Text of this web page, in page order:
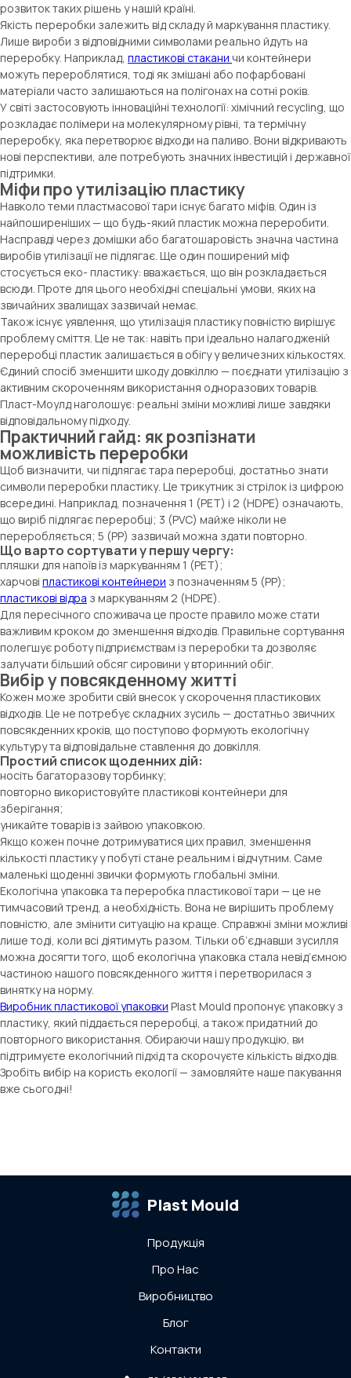
розвиток таких рішень у нашій країні.
Якість переробки залежить від складу й маркування пластику.
Лише вироби з відповідними символами реально йдуть на
переробку. Наприклад, пластикові стакани чи контейнери
можуть перероблятися, тоді як змішані або пофарбовані
матеріали часто залишаються на полігонах на сотні років.
У світі застосовують інноваційні технології: хімічний recycling, що
розкладає полімери на молекулярному рівні, та термічну
переробку, яка перетворює відходи на паливо. Вони відкривають
нові перспективи, але потребують значних інвестицій і державної
підтримки.
Міфи про утилізацію пластику
Навколо теми пластмасової тари існує багато міфів. Один із
найпоширеніших — що будь-який пластик можна переробити.
Насправді через домішки або багатошаровість значна частина
виробів утилізації не підлягає. Ще один поширений міф
стосується еко- пластику: вважається, що він розкладається
всюди. Проте для цього необхідні спеціальні умови, яких на
звичайних звалищах зазвичай немає.
Також існує уявлення, що утилізація пластику повністю вирішує
проблему сміття. Це не так: навіть при ідеально налагодженій
переробці пластик залишається в обігу у величезних кількостях.
Єдиний спосіб зменшити шкоду довкіллю — поєднати утилізацію з
активним скороченням використання одноразових товарів.
Пласт-Моулд наголошує: реальні зміни можливі лише завдяки
відповідальному підходу.
Практичний гайд: як розпізнати
можливість переробки
Щоб визначити, чи підлягає тара переробці, достатньо знати
символи переробки пластику. Це трикутник зі стрілок із цифрою
всередині. Наприклад, позначення 1 (PET) і 2 (HDPE) означають,
що виріб підлягає переробці; 3 (PVC) майже ніколи не
переробляється; 5 (PP) зазвичай можна здати повторно.
Що варто сортувати у першу чергу:
пляшки для напоїв із маркуванням 1 (PET);
харчові пластикові контейнери з позначенням 5 (PP);
пластикові відра з маркуванням 2 (HDPE).
Для пересічного споживача це просте правило може стати
важливим кроком до зменшення відходів. Правильне сортування
полегшує роботу підприємствам із переробки та дозволяє
залучати більший обсяг сировини у вторинний обіг.
Вибір у повсякденному житті
Кожен може зробити свій внесок у скорочення пластикових
відходів. Це не потребує складних зусиль — достатньо звичних
повсякденних кроків, що поступово формують екологічну
культуру та відповідальне ставлення до довкілля.
Простий список щоденних дій:
носіть багаторазову торбинку;
повторно використовуйте пластикові контейнери для
зберігання;
уникайте товарів із зайвою упаковкою.
Якщо кожен почне дотримуватися цих правил, зменшення
кількості пластику у побуті стане реальним і відчутним. Саме
маленькі щоденні звички формують глобальні зміни.
Екологічна упаковка та переробка пластикової тари — це не
тимчасовий тренд, а необхідність. Вона не вирішить проблему
повністю, але змінити ситуацію на краще. Справжні зміни можливі
лише тоді, коли всі діятимуть разом. Тільки об’єднавши зусилля
можна досягти того, щоб екологічна упаковка стала невід’ємною
частиною нашого повсякденного життя і перетворилася з
винятку на норму.
Виробник пластикової упаковки Plast Mould пропонує упаковку з
пластику, який піддається переробці, а також придатний до
повторного використання. Обираючи нашу продукцію, ви
підтримуєте екологічний підхід та скорочуєте кількість відходів.
Зробіть вибір на користь екології — замовляйте наше пакування
вже сьогодні!
Plast Mould
Продукція
Про Нас
Виробництво
Блог
Контакти